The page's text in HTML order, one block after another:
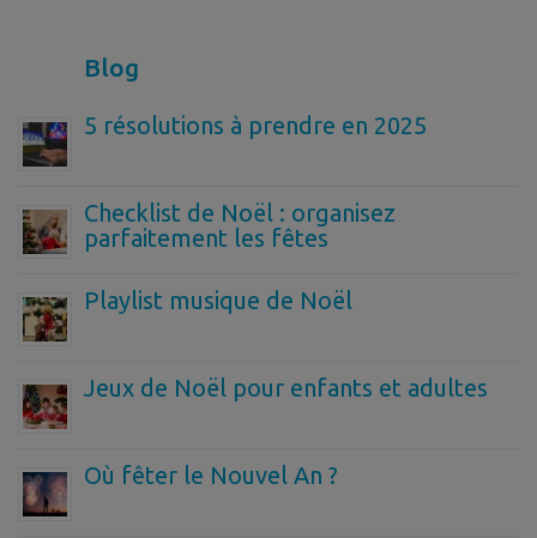
Blog
5 résolutions à prendre en 2025
Checklist de Noël : organisez
parfaitement les fêtes
Playlist musique de Noël
Jeux de Noël pour enfants et adultes
Où fêter le Nouvel An ?